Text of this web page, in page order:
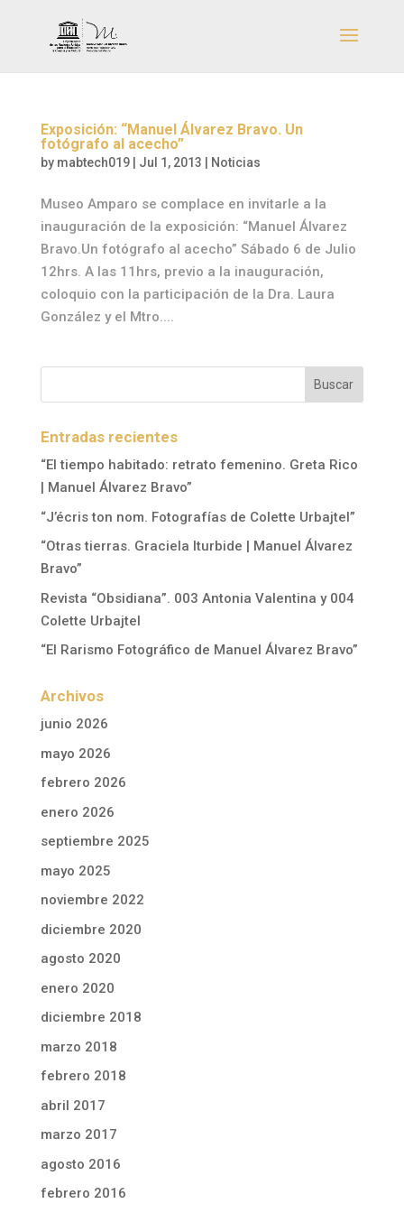
Exposición: “Manuel Álvarez Bravo. Un
fotógrafo al acecho”
by mabtech019| Jul 1, 2013 Noticias
Museo Amparo se complace en invitarle a la
inauguración de la exposición: “Manuel Álvarez
Bravo.Un fotógrafo al acecho” Sábado 6 de Julio
12hrs. A las 11hrs, previo a la inauguración,
coloquio con la participación de la Dra. Laura
González y el Mtro....
Entradas recientes
“El tiempo habitado: retrato femenino. Greta Rico
| Manuel Álvarez Bravo”
“J’écris ton nom. Fotografías de Colette Urbajtel”
“Otras tierras. Graciela Iturbide | Manuel Álvarez
Bravo”
Revista “Obsidiana”. 003 Antonia Valentina y 004
Colette Urbajtel
“El Rarismo Fotográfico de Manuel Álvarez Bravo”
Archivos
junio 2026
mayo 2026
febrero 2026
enero 2026
septiembre 2025
mayo 2025
noviembre 2022
diciembre 2020
agosto 2020
enero 2020
diciembre 2018
marzo 2018
febrero 2018
abril 2017
marzo 2017
agosto 2016
febrero 2016